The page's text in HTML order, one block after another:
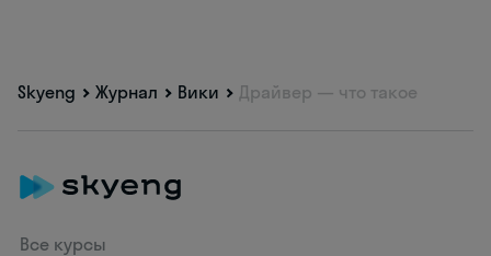
Skyeng Журнал Вики Драйвер — что такое
Все курсы